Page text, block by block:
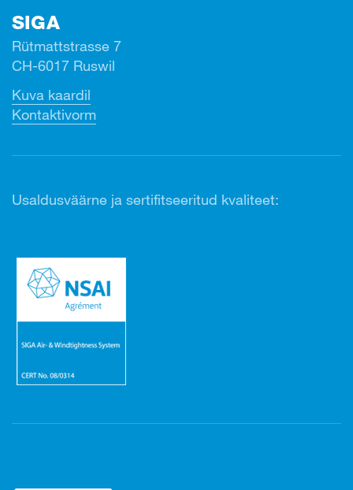
SIGA
Rütmattstrasse 7
CH-6017 Ruswil
Kuva kaardil
Kontaktivorm
Usaldusväärne ja sertifitseeritud kvaliteet: